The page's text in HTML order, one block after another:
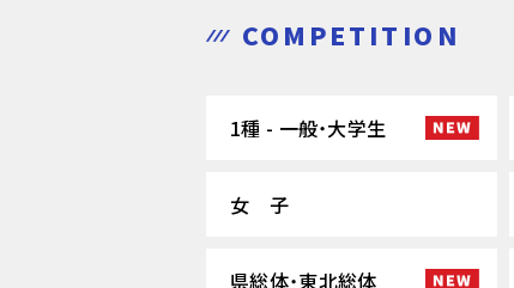
COMPETITION
1種 - 一般・大学生
女 子
県総体・東北総体